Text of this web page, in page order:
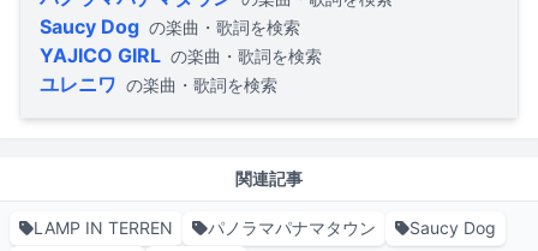
Saucy Dog の楽曲・歌詞を検索
YAJICO GIRL の楽曲・歌詞を検索
ユレニワ の楽曲・歌詞を検索
関連記事
LAMP IN TERREN パノラマパナマタウン
Saucy Dog